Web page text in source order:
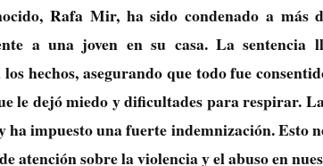
Rafa Mir, ha sido condenado a más
a una joven en su casa. La sentencia
hechos, asegurando que todo fue
le dejó miedo y dificultades para respirar.
impuesto una fuerte indemnización. Esto
atención sobre la violencia y el abuso en